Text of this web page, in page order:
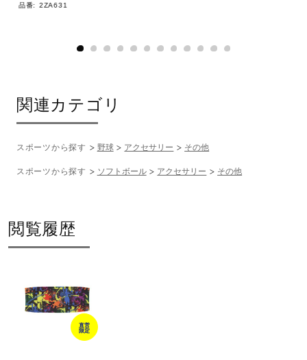
品番: 2ZA631
関連カテゴリ
スポーツから探す 野球 アクセサリー その他
スポーツから探す ソフトボール アクセサリー その他
閲覧履歴
直営
限定